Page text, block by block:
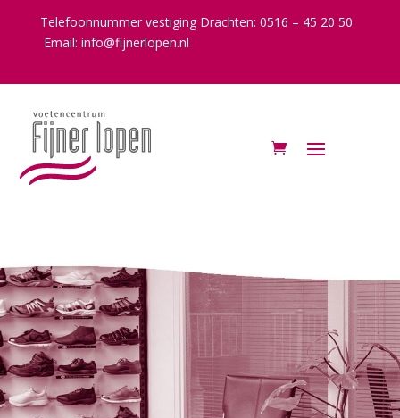
Telefoonnummer vestiging Drachten: 0516 – 45 20 50
Email: info@fijnerlopen.nl